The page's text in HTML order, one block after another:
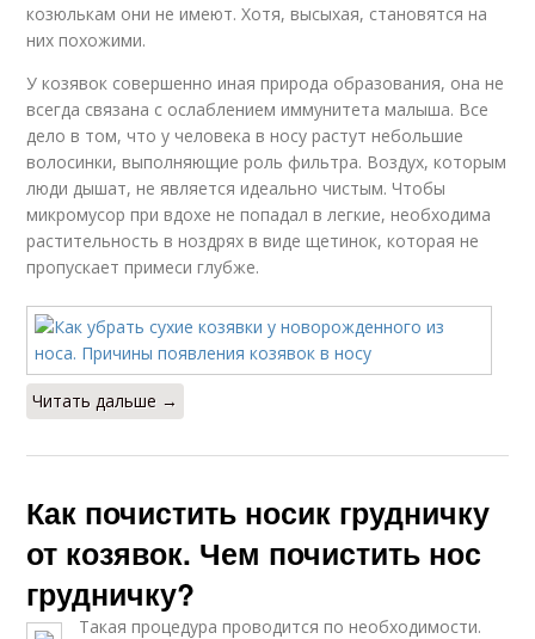
козюлькам они не имеют. Хотя, высыхая, становятся на
них похожими.
У козявок совершенно иная природа образования, она не
всегда связана с ослаблением иммунитета малыша. Все
дело в том, что у человека в носу растут небольшие
волосинки, выполняющие роль фильтра. Воздух, которым
люди дышат, не является идеально чистым. Чтобы
микромусор при вдохе не попадал в легкие, необходима
растительность в ноздрях в виде щетинок, которая не
пропускает примеси глубже.
Читать дальше →
Как почистить носик грудничку
от козявок. Чем почистить нос
грудничку?
Такая процедура проводится по необходимости.